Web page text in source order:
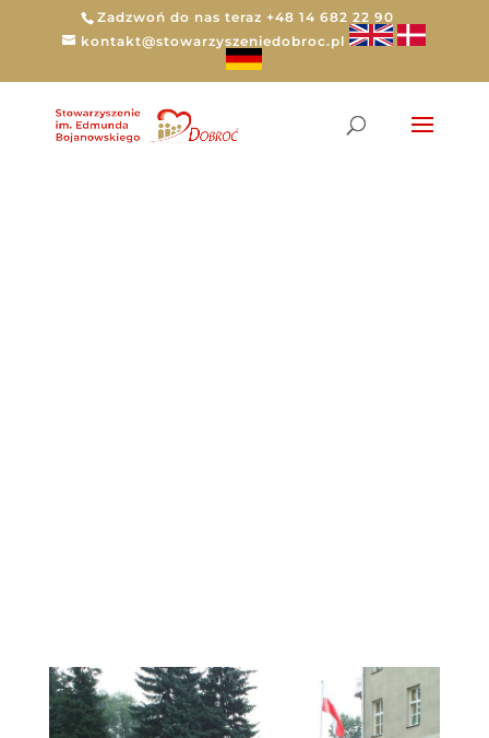
Zadzwoń do nas teraz +48 14 682 22 90
kontakt@stowarzyszeniedobroc.pl